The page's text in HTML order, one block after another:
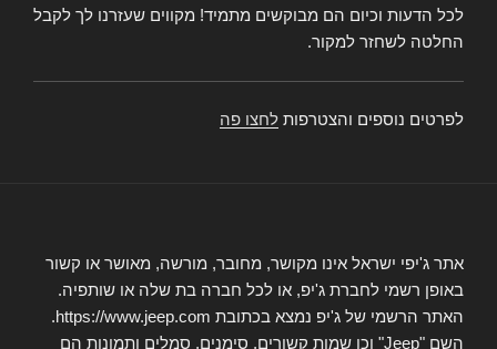
לכל הדעות וכיום הם מבוקשים מתמיד! מקווים שעזרנו לך לקבל
החלטה לשחזר למקור.
לפרטים נוספים והצטרפות לחצו פה
אתר ג'יפי ישראל אינו מקושר, מחובר, מורשה, מאושר או קשור
באופן רשמי לחברת ג'יפ, או לכל חברה בת שלה או שותפיה.
האתר הרשמי של ג'יפ נמצא בכתובת https://www.jeep.com.
השם "Jeep" וכן שמות קשורים, סימנים, סמלים ותמונות הם